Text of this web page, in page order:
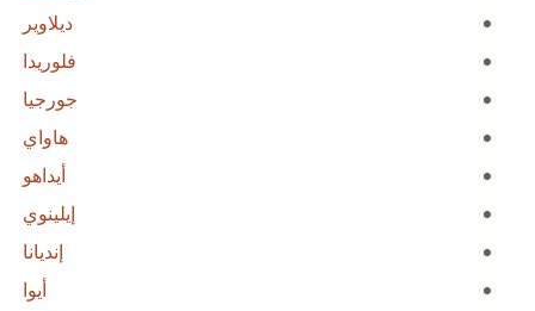
ديلاوير
فلوريدا
جورجيا
هاواي
أيداهو
إيلينوي
إنديانا
أيوا